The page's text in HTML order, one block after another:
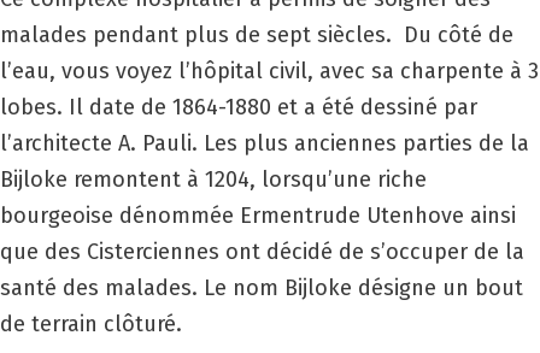
malades pendant plus de sept siècles. Du côté de
l’eau, vous voyez l’hôpital civil, avec sa charpente à 3
lobes. Il date de 1864-1880 et a été dessiné par
l’architecte A. Pauli. Les plus anciennes parties de la
Bijloke remontent à 1204, lorsqu’une riche
bourgeoise dénommée Ermentrude Utenhove ainsi
que des Cisterciennes ont décidé de s’occuper de la
santé des malades. Le nom Bijloke désigne un bout
de terrain clôturé.